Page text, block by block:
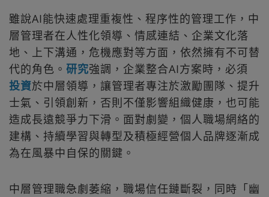
雖說AI能快速處理重複性、程序性的管理工作，中
層管理者在人性化領導、情感連結、企業文化落
地、上下溝通，危機應對等方面，依然擁有不可替
代的角色。 研究強調，企業整合AI方案時，必須
投資於中層領導，讓管理者專注於激勵團隊、提升
士氣、引領創新，否則不僅影響組織健康，也可能
造成長遠競爭力下滑。面對劇變，個人職場網絡的
建構、持續學習與轉型及積極經營個人品牌逐漸成
為在風暴中自保的關鍵。
中層管理職急劇萎縮，職場信任鏈斷裂，同時「幽